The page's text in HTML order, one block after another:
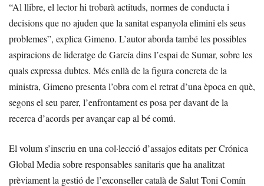
“Al llibre, el lector hi trobarà actituds, normes de conducta i
decisions que no ajuden que la sanitat espanyola elimini els seus
problemes”, explica Gimeno. L’autor aborda també les possibles
aspiracions de lideratge de García dins l’espai de Sumar, sobre les
quals expressa dubtes. Més enllà de la figura concreta de la
ministra, Gimeno presenta l’obra com el retrat d’una època en què,
segons el seu parer, l’enfrontament es posa per davant de la
recerca d’acords per avançar cap al bé comú.
El volum s’inscriu en una col·lecció d’assajos editats per Crónica
Global Media sobre responsables sanitaris que ha analitzat
prèviament la gestió de l’exconseller català de Salut Toni Comín